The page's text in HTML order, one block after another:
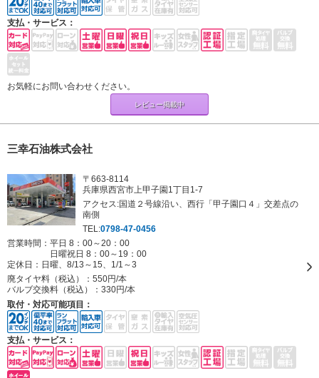
支払・サービス：
お気軽にお問い合わせください。
レビュー掲載中
三幸石油株式会社
〒663-8114
兵庫県西宮市上甲子園1丁目1-7
アクセス:国道２号線沿い、西行「甲子園口４」交差点の
南側
TEL:0798-47-0456
営業時間：平日 8：00～20：00
日曜祝日 8：00～19：00
定休日： 日曜、8/13～15、1/1～3
廃タイヤ料（税込）： 550円/本
バルブ交換料（税込）： 330円/本
取付・対応可能項目：
支払・サービス：